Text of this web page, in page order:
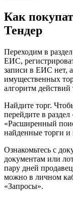
Как
Тендер
Переходим в
ЕИС,
записи в ЕИС нет, а
имущественных
алгоритм действий
Найдите торг.
перейдите в
«Расширенный
найденные торги
Ознакомьтесь с
документам или
пару дней
можно в личном
«Запросы».